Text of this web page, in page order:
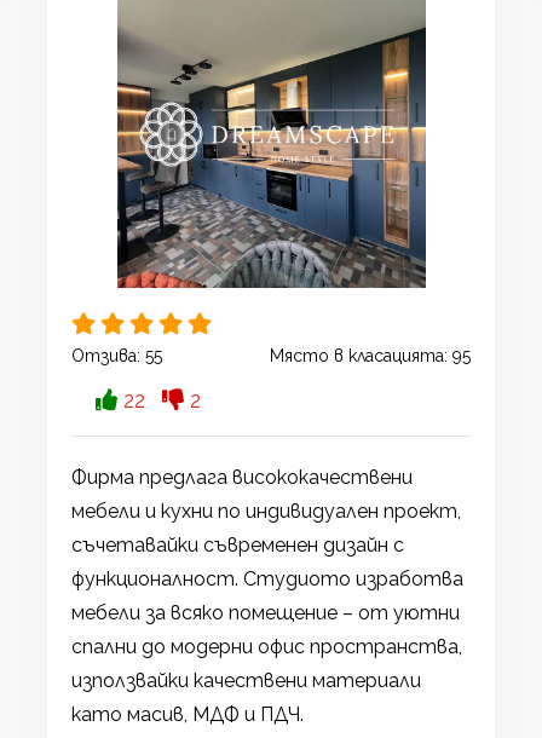
Отзива: 55 Място в класацията: 95
22 2
Фирма предлага висококачествени
мебели и кухни по индивидуален проект,
съчетавайки съвременен дизайн с
функционалност. Студиото изработва
мебели за всяко помещение – от уютни
спални до модерни офис пространства,
използвайки качествени материали
като масив, МДФ и ПДЧ.